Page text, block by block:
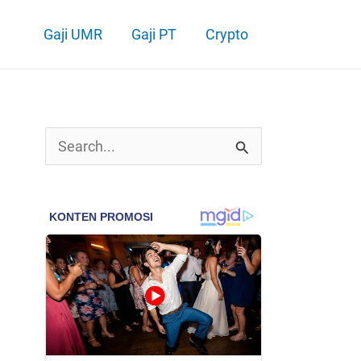
Gaji UMR Gaji PT Crypto
a
u
n
t
u